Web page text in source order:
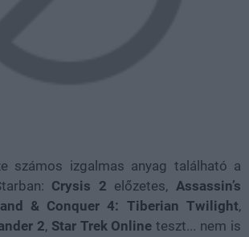
számos izgalmas anyag található a
Crysis 2 előzetes,Assassin’s
& Conquer 4: Tiberian Twilight,
2, Star Trek Online teszt... nem is